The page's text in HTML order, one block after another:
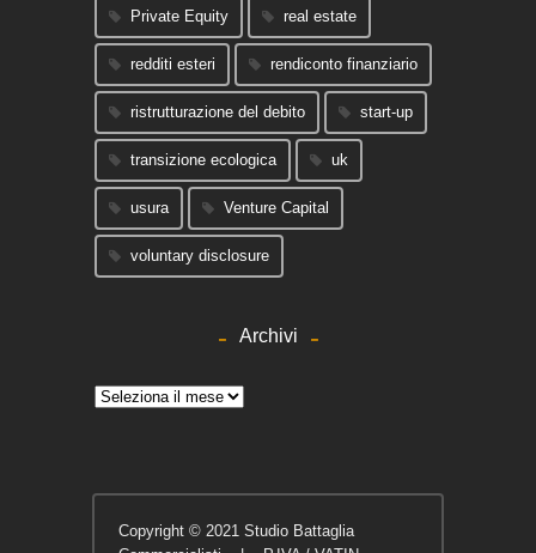
Private Equity real estate
redditi esteri rendiconto finanziario
ristrutturazione del debito start-up
transizione ecologica uk
usura Venture Capital
voluntary disclosure
Archivi
Archivi
Copyright © 2021 Studio Battaglia